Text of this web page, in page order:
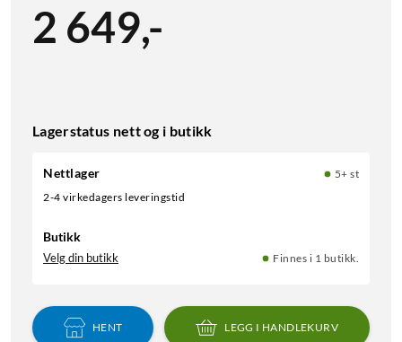
2 649,-
Lagerstatus nett og i butikk
Nettlager
5+ st
2-4 virkedagers leveringstid
Butikk
Velg din butikk Finnes i 1 butikk.
HENT LEGG I HANDLEKURV